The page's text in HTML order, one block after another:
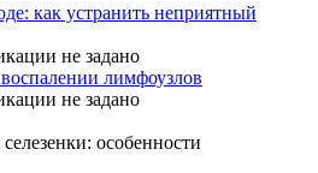
как устранить неприятный
лимфоузлов